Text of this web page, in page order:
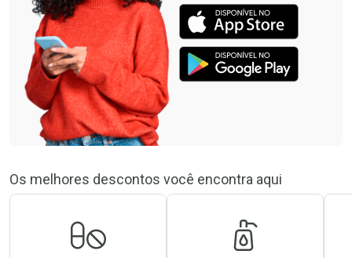
Os melhores descontos você encontra aqui